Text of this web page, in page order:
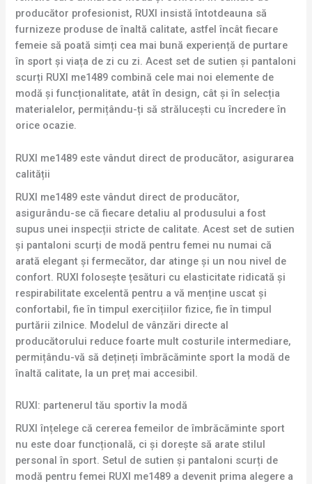
producător profesionist, RUXI insistă întotdeauna să
furnizeze produse de înaltă calitate, astfel încât fiecare
femeie să poată simți cea mai bună experiență de purtare
în sport și viața de zi cu zi. Acest set de sutien și pantaloni
scurți RUXI me1489 combină cele mai noi elemente de
modă și funcționalitate, atât în design, cât și în selecția
materialelor, permițându-ți să strălucești cu încredere în
orice ocazie.
RUXI me1489 este vândut direct de producător, asigurarea
calității
RUXI me1489 este vândut direct de producător,
asigurându-se că fiecare detaliu al produsului a fost
supus unei inspecții stricte de calitate. Acest set de sutien
și pantaloni scurți de modă pentru femei nu numai că
arată elegant și fermecător, dar atinge și un nou nivel de
confort. RUXI folosește țesături cu elasticitate ridicată și
respirabilitate excelentă pentru a vă menține uscat și
confortabil, fie în timpul exercițiilor fizice, fie în timpul
purtării zilnice. Modelul de vânzări directe al
producătorului reduce foarte mult costurile intermediare,
permițându-vă să dețineți îmbrăcăminte sport la modă de
înaltă calitate, la un preț mai accesibil.
RUXI: partenerul tău sportiv la modă
RUXI înțelege că cererea femeilor de îmbrăcăminte sport
nu este doar funcțională, ci și dorește să arate stilul
personal în sport. Setul de sutien și pantaloni scurți de
modă pentru femei RUXI me1489 a devenit prima alegere a